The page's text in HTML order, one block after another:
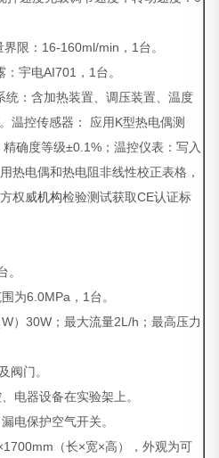
限：16-160ml/min，1台。
宇电AI701，1台。
：含加热装置、调压装置、温度
温控传感器： 应用K型热电偶测
确度等级±0.1%；温控仪表：写入
热电偶和热电阻非线性校正表格，
权威机构检验测试获取CE认证标
。
为6.0MPa，1台。
）30W；最大流量2L/h；最高压力
阀门。
电器设备在实验架上。
电保护空气开关。
（长×宽×高），外观为可